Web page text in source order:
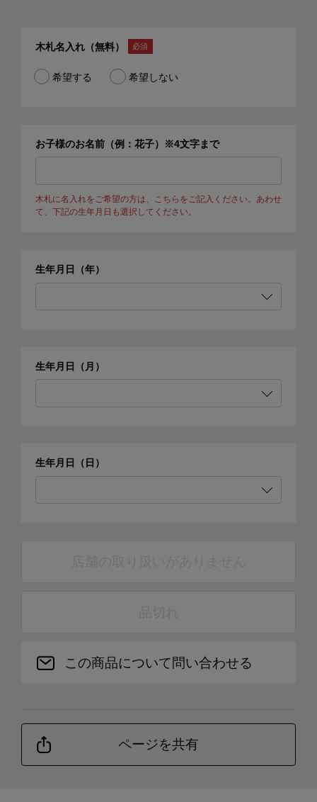
木札名入れ（無料）
希望する 希望しない
お子様のお名前（例：花子）※4文字まで
木札に名入れをご希望の方は、こちらをご記入ください。あわせ
て、下記の生年月日も選択してください。
生年月日（年）
生年月日（月）
生年月日（日）
この商品について問い合わせる
ページを共有